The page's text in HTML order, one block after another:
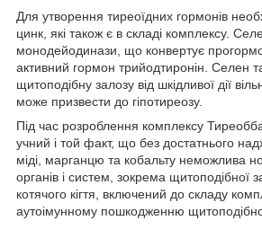
Для утворення тиреоїдних гормонів
цинк, які також є в складі комплексу.
монодейодинази, що конвертує
активний гормон трийодтиронін. Селен
щитоподібну залозу від шкідливої дії
може призвести до гіпотиреозу.
Під час розроблення комплексу
учний і той факт, що без достатнього
міді, марганцю та кобальту неможлива
органів і систем, зокрема щитоподібної
котячого кігтя, включений до складу
аутоімунному пошкодженню